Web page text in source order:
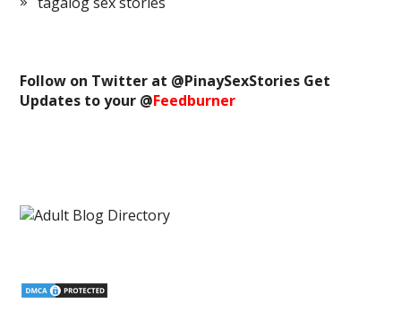
Follow on Twitter at @PinaySexStories Get
Updates to your @Feedburner